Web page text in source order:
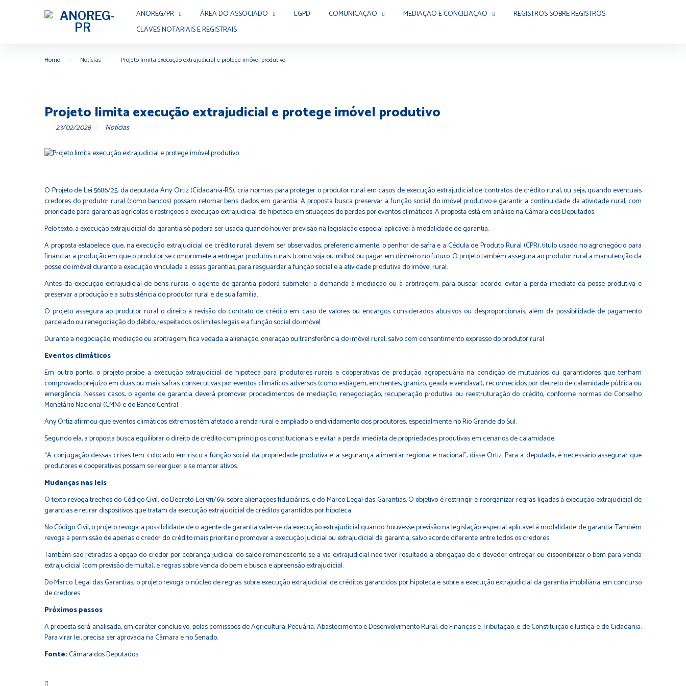
ANOREG/PR ÁREA DO ASSOCIADO LGPD COMUNICAÇÃO MEDIAÇÃO E CONCILIAÇÃO
REGISTROS SOBRE REGISTROS
CLAVES NOTARIAIS E REGISTRAIS
Home Notícias Projeto limita execução extrajudicial e protege imóvel produtivo
Projeto limita execução extrajudicial e protege imóvel produtivo
23/02/2026 Notícias
O Projeto de Lei 5686/25, da deputada Any Ortiz (Cidadania-RS), cria normas para proteger o produtor rural em casos de execução extrajudicial de contratos de crédito rural, ou seja, quando eventuais
credores do produtor rural (como bancos) possam retomar bens dados em garantia. A proposta busca preservar a função social do imóvel produtivo e garantir a continuidade da atividade rural, com
prioridade para garantias agrícolas e restrições à execução extrajudicial de hipoteca em situações de perdas por eventos climáticos. A proposta está em análise na Câmara dos Deputados.
Pelo texto, a execução extrajudicial da garantia só poderá ser usada quando houver previsão na legislação especial aplicável à modalidade de garantia.
A proposta estabelece que, na execução extrajudicial de crédito rural, devem ser observados, preferencialmente, o penhor de safra e a Cédula de Produto Rural (CPR), título usado no agronegócio para
financiar a produção em que o produtor se compromete a entregar produtos rurais (como soja ou milho) ou pagar em dinheiro no futuro. O projeto também assegura ao produtor rural a manutenção da
posse do imóvel durante a execução vinculada a essas garantias, para resguardar a função social e a atividade produtiva do imóvel rural.
Antes da execução extrajudicial de bens rurais, o agente de garantia poderá submeter a demanda à mediação ou à arbitragem, para buscar acordo, evitar a perda imediata da posse produtiva e
preservar a produção e a subsistência do produtor rural e de sua família.
O projeto assegura ao produtor rural o direito à revisão do contrato de crédito em caso de valores ou encargos considerados abusivos ou desproporcionais, além da possibilidade de pagamento
parcelado ou renegociação do débito, respeitados os limites legais e a função social do imóvel.
Durante a negociação, mediação ou arbitragem, fica vedada a alienação, oneração ou transferência do imóvel rural, salvo com consentimento expresso do produtor rural.
Eventos climáticos
Em outro ponto, o projeto proíbe a execução extrajudicial de hipoteca para produtores rurais e cooperativas de produção agropecuária na condição de mutuários ou garantidores que tenham
comprovado prejuízo em duas ou mais safras consecutivas por eventos climáticos adversos (como estiagem, enchentes, granizo, geada e vendaval), reconhecidos por decreto de calamidade pública ou
emergência. Nesses casos, o agente de garantia deverá promover procedimentos de mediação, renegociação, recuperação produtiva ou reestruturação do crédito, conforme normas do Conselho
Monetário Nacional (CMN) e do Banco Central.
Any Ortiz afirmou que eventos climáticos extremos têm afetado a renda rural e ampliado o endividamento dos produtores, especialmente no Rio Grande do Sul.
Segundo ela, a proposta busca equilibrar o direito de crédito com princípios constitucionais e evitar a perda imediata de propriedades produtivas em cenários de calamidade.
“A conjugação dessas crises tem colocado em risco a função social da propriedade produtiva e a segurança alimentar regional e nacional”, disse Ortiz. Para a deputada, é necessário assegurar que
produtores e cooperativas possam se reerguer e se manter ativos.
Mudanças nas leis
O texto revoga trechos doCódigo Civil, doDecreto-Lei 911/69, sobre alienações fiduciárias, e doMarco Legal das Garantias. O objetivo é restringir e reorganizar regras ligadas à execução extrajudicial de
garantias e retirar dispositivos que tratam da execução extrajudicial de créditos garantidos por hipoteca.
No Código Civil, o projeto revoga a possibilidade de o agente de garantia valer-se da execução extrajudicial quando houvesse previsão na legislação especial aplicável à modalidade de garantia. Também
revoga a permissão de apenas o credor do crédito mais prioritário promover a execução judicial ou extrajudicial da garantia, salvo acordo diferente entre todos os credores.
Também são retiradas a opção do credor por cobrança judicial do saldo remanescente se a via extrajudicial não tiver resultado, a obrigação de o devedor entregar ou disponibilizar o bem para venda
extrajudicial (com previsão de multa), e regras sobre venda do bem e busca e apreensão extrajudicial.
Do Marco Legal das Garantias, o projeto revoga o núcleo de regras sobre execução extrajudicial de créditos garantidos por hipoteca e sobre a execução extrajudicial da garantia imobiliária em concurso
de credores.
Próximos passos
A proposta será analisada, em caráter conclusivo, pelas comissões de Agricultura, Pecuária, Abastecimento e Desenvolvimento Rural; de Finanças e Tributação; e de Constituição e Justiça e de Cidadania.
Para virar lei, precisa ser aprovada na Câmara e no Senado.
Fonte:Câmara dos Deputados